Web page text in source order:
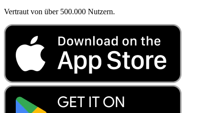
Vertraut von über 500.000 Nutzern.